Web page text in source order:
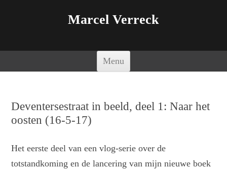
Marcel Verreck
Menu
Deventersestraat in beeld, deel 1: Naar het
oosten (16-5-17)
Het eerste deel van een vlog-serie over de
totstandkoming en de lancering van mijn nieuwe boek